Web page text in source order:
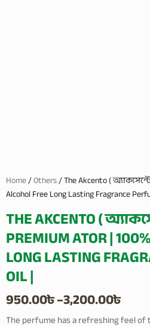
Home/Others/ The Akcento (
Alcohol Free Long Lasting Fragrance
THE AKCENTO (
PREMIUM ATOR |
LONG LASTING
OIL |
950.00৳–3,200.00৳
Price
range:
The perfume has a refreshing feel of